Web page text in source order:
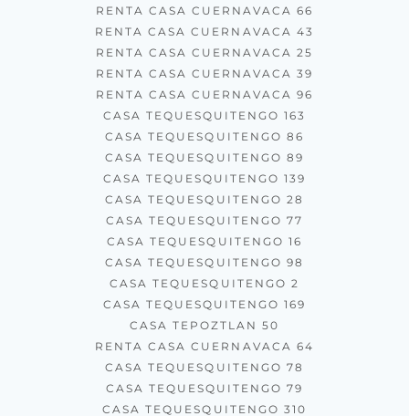
RENTA CASA CUERNAVACA 66
RENTA CASA CUERNAVACA 43
RENTA CASA CUERNAVACA 25
RENTA CASA CUERNAVACA 39
RENTA CASA CUERNAVACA 96
CASA TEQUESQUITENGO 163
CASA TEQUESQUITENGO 86
CASA TEQUESQUITENGO 89
CASA TEQUESQUITENGO 139
CASA TEQUESQUITENGO 28
CASA TEQUESQUITENGO 77
CASA TEQUESQUITENGO 16
CASA TEQUESQUITENGO 98
CASA TEQUESQUITENGO 2
CASA TEQUESQUITENGO 169
CASA TEPOZTLAN 50
RENTA CASA CUERNAVACA 64
CASA TEQUESQUITENGO 78
CASA TEQUESQUITENGO 79
CASA TEQUESQUITENGO 310